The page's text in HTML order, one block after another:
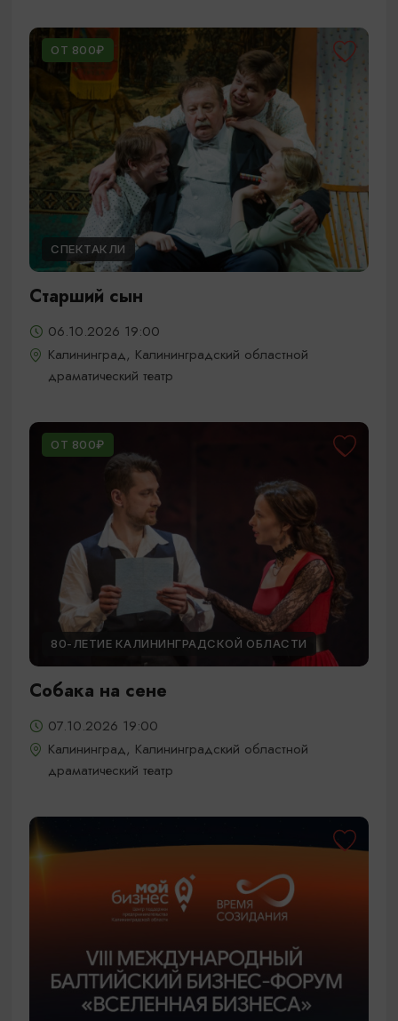
ОТ 800₽
СПЕКТАКЛИ
Старший сын
06.10.2026 19:00
Калининград, Калининградский областной
драматический театр
ОТ 800₽
80-ЛЕТИЕ КАЛИНИНГРАДСКОЙ ОБЛАСТИ
Собака на сене
07.10.2026 19:00
Калининград, Калининградский областной
драматический театр